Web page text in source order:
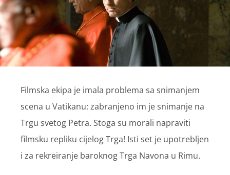
Filmska ekipa je imala problema sa snimanjem
scena u Vatikanu: zabranjeno im je snimanje na
Trgu svetog Petra. Stoga su morali napraviti
filmsku repliku cijelog Trga! Isti set je upotrebljen
i za rekreiranje baroknog Trga Navona u Rimu.